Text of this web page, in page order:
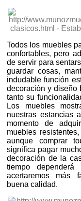
Todos los muebles
confortables, pero
de servir para
guardar cosas,
indudable función
decoración y diseño
tanto su
Los muebles
nuestras estancias
momento de
muebles
aunque comprar
significa pagar
decoración de la
tiempo
acertaremos más
buena calidad.